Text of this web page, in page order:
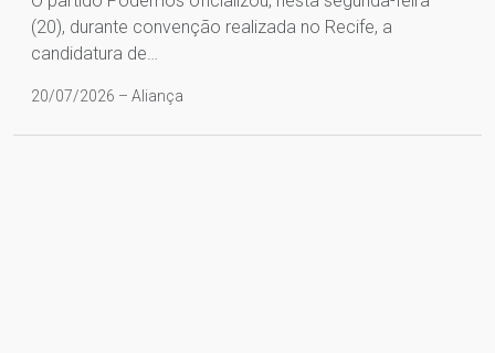
(20), durante convenção realizada no Recife, a
candidatura de…
20/07/2026 – Aliança